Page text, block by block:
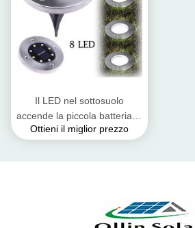
Il LED nel sottosuolo
accende la piccola batteria al
piombo colloidale rotonda
Ottieni il miglior prezzo